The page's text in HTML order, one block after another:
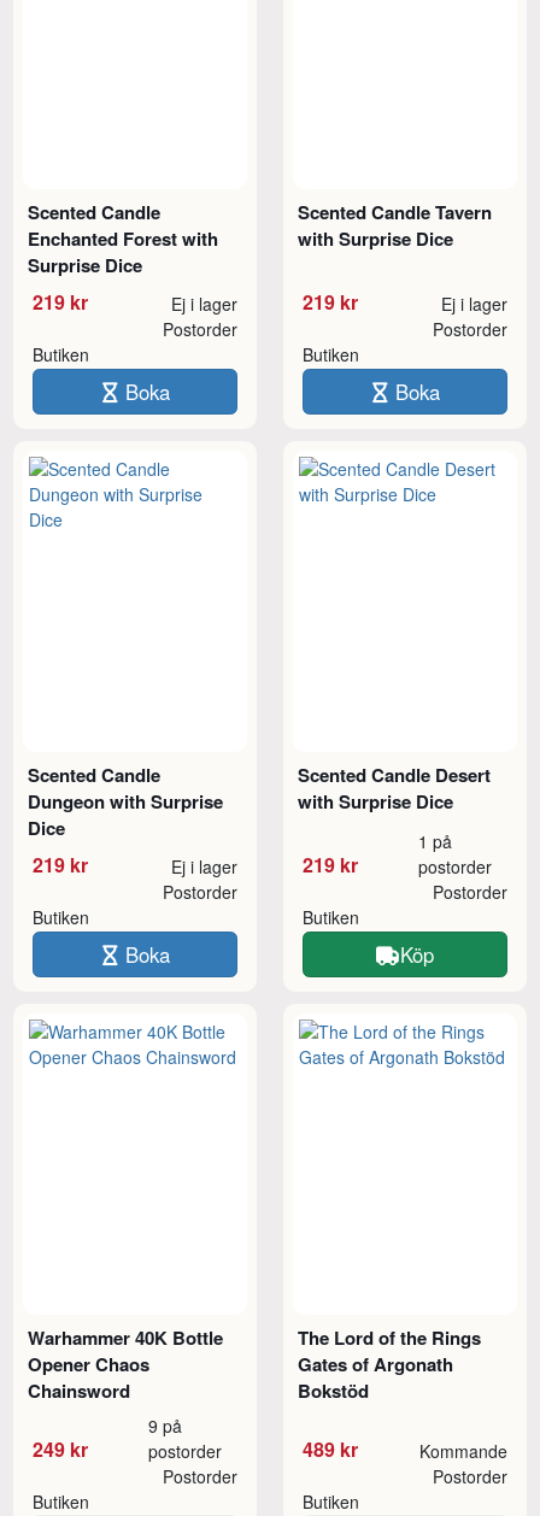
Scented Candle
Enchanted Forest with
Surprise Dice
219 kr Ej i lager
Butiken
Postorder
Boka
Scented Candle Tavern
with Surprise Dice
219 kr Ej i lager
Butiken
Postorder
Boka
Scented Candle
Dungeon with Surprise
Dice
219 kr Ej i lager
Butiken
Postorder
Boka
Scented Candle Desert
with Surprise Dice
219 kr
1 på
postorder
Butiken
Postorder
Köp
Warhammer 40K Bottle
Opener Chaos
Chainsword
249 kr
9 på
postorder
Butiken
Postorder
The Lord of the Rings
Gates of Argonath
Bokstöd
489 kr Kommande
Butiken
Postorder